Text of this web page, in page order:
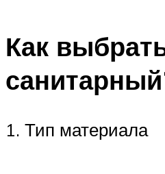
Как
1. Тип материала